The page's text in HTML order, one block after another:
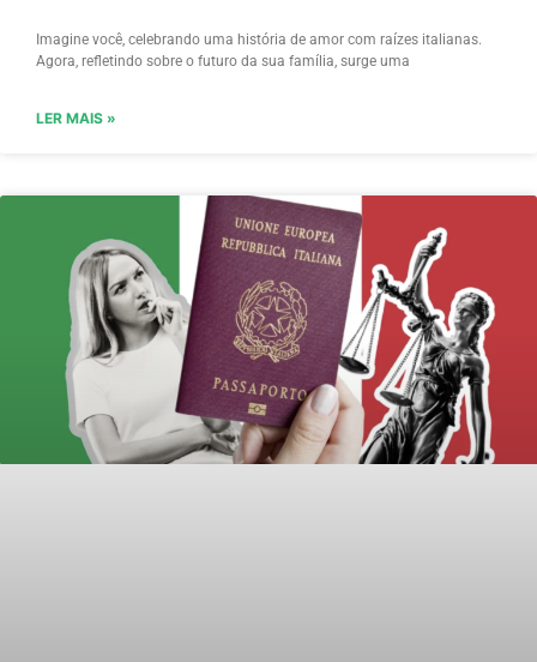
Imagine você, celebrando uma história de amor com raízes italianas.
Agora, refletindo sobre o futuro da sua família, surge uma
LER MAIS »